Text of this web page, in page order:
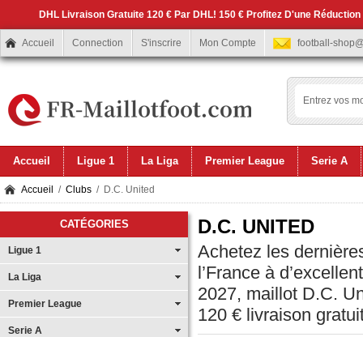
DHL Livraison Gratuite 120 € Par DHL! 150 € Profitez D'une
Accueil Connection S'inscrire Mon Compte football-
Accueil Ligue 1 La Liga Premier League Serie A
Accueil / Clubs / D.C. United
CATÉGORIES
Ligue 1
La Liga
Premier League
Serie A
D.C. UNITED
Achetez les
l’France à
2027, maillot D.C.
120 € livraison